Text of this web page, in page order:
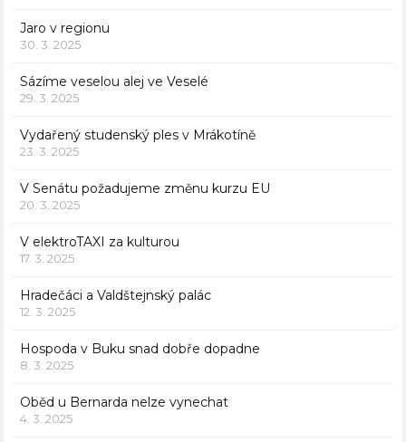
Jaro v regionu
30. 3. 2025
Sázíme veselou alej ve Veselé
29. 3. 2025
Vydařený studenský ples v Mrákotíně
23. 3. 2025
V Senátu požadujeme změnu kurzu EU
20. 3. 2025
V elektroTAXI za kulturou
17. 3. 2025
Hradečáci a Valdštejnský palác
12. 3. 2025
Hospoda v Buku snad dobře dopadne
8. 3. 2025
Oběd u Bernarda nelze vynechat
4. 3. 2025